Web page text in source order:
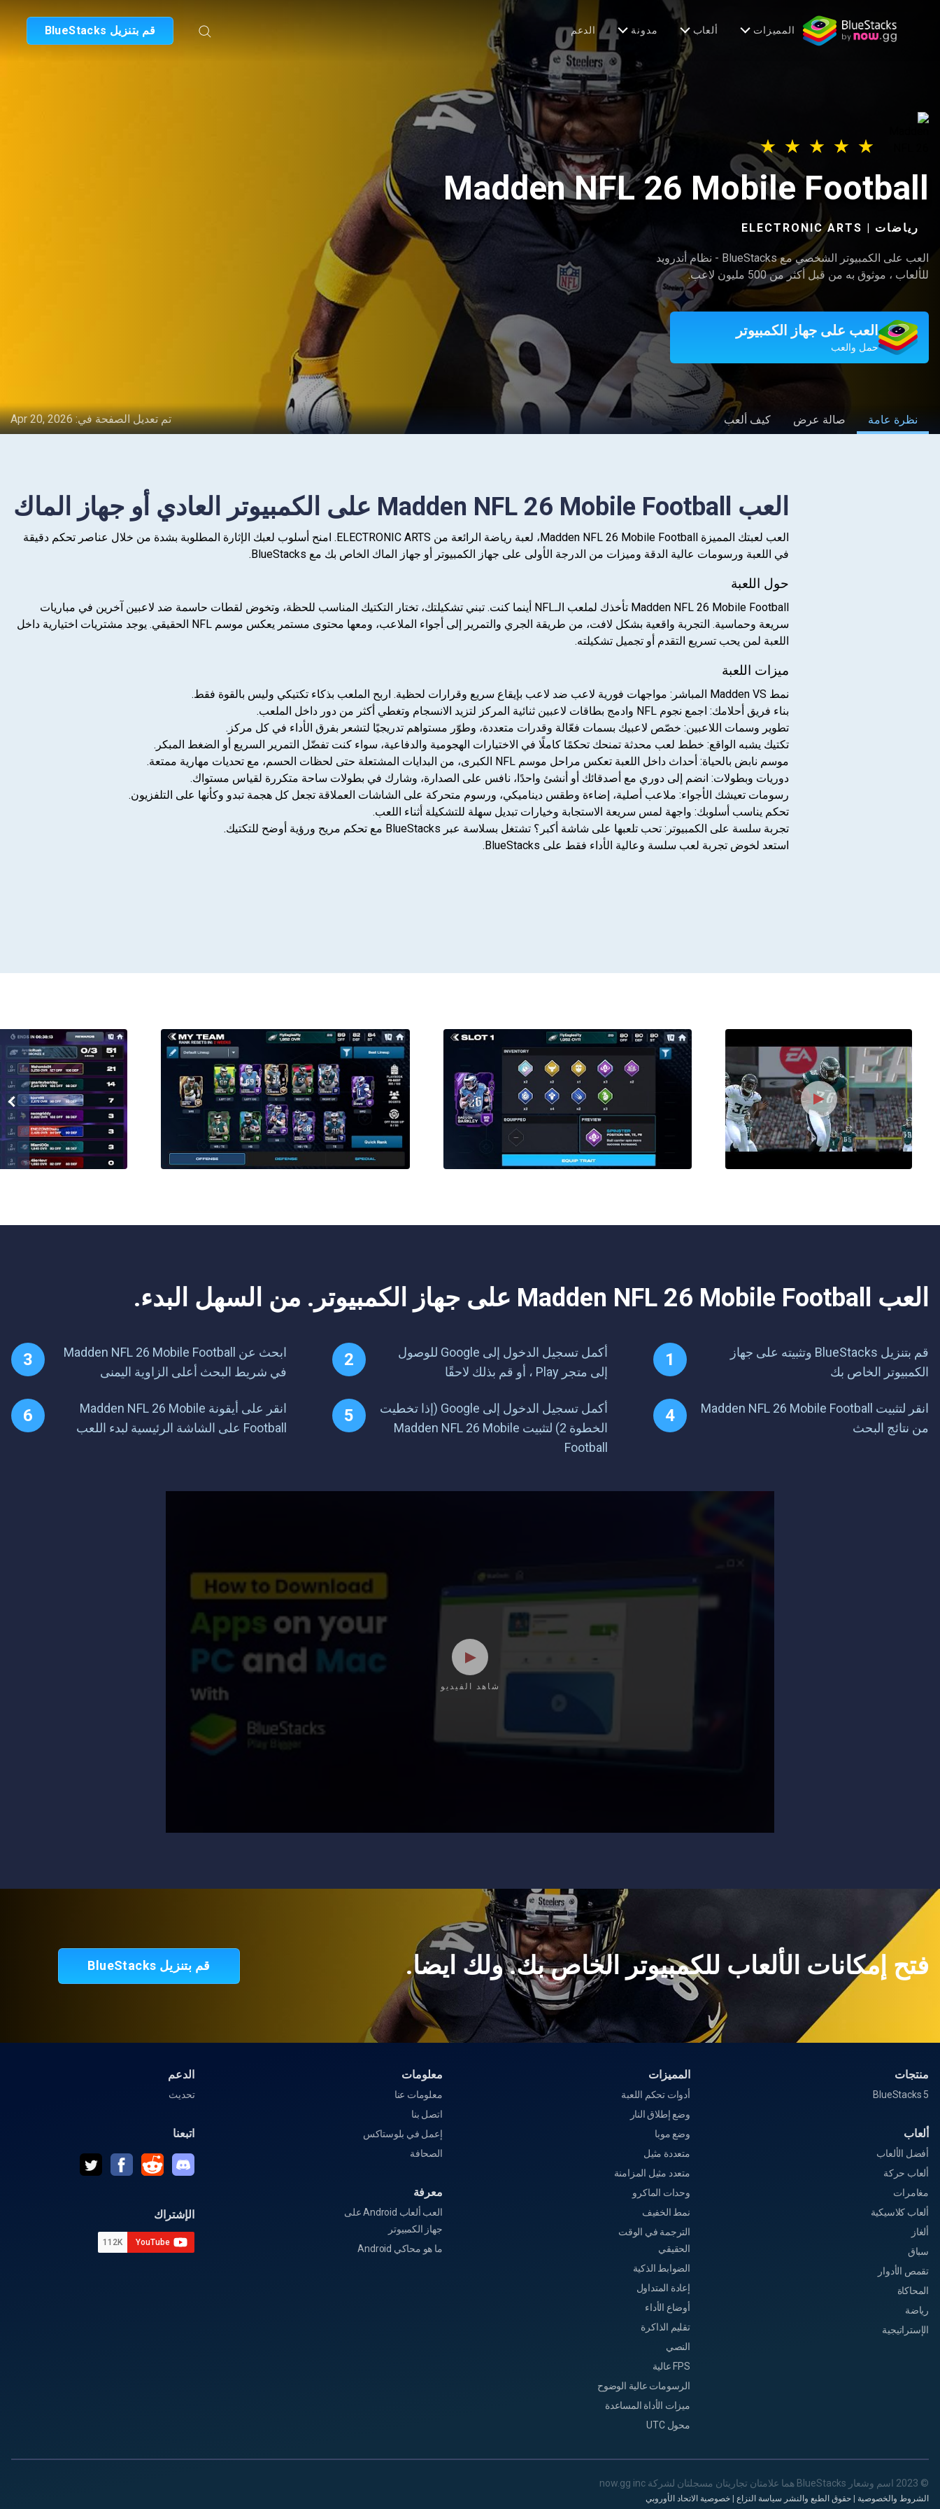
المميزات ألعاب مدونة الدعم قم بتنزيل BlueStacks
Madden NFL 26 Mobile Football
رياضات | ELECTRONIC ARTS‏
العب على الكمبيوتر الشخصي مع BlueStacks - نظام أندرويد
للألعاب ، موثوق به من قبل أكثر من 500 مليون لاعب.
العب على جهاز الكمبيوتر
حمل والعب
نظرة عامة صالة عرض كيف ألعب تم تعديل الصفحة في:Apr 20, 2026
العب Madden NFL 26 Mobile Football على الكمبيوتر العادي أو جهاز الماك
العب لعبتك المميزة Madden NFL 26 Mobile Football، لعبة رياضة الرائعة من ELECTRONIC ARTS‏. امنح أسلوب لعبك الإثارة المطلوبة بشدة من خلال عناصر تحكم دقيقة
في اللعبة ورسومات عالية الدقة وميزات من الدرجة الأولى على جهاز الكمبيوتر أو جهاز الماك الخاص بك مع BlueStacks.
حول اللعبة
Madden NFL 26 Mobile Football تأخذك لملعب الـNFL أينما كنت. تبني تشكيلتك، تختار التكتيك المناسب للحظة، وتخوض لقطات حاسمة ضد لاعبين آخرين في مباريات
سريعة وحماسية. التجربة واقعية بشكل لافت، من طريقة الجري والتمرير إلى أجواء الملاعب، ومعها محتوى مستمر يعكس موسم NFL الحقيقي. يوجد مشتريات اختيارية داخل
اللعبة لمن يحب تسريع التقدم أو تجميل تشكيلته.
ميزات اللعبة
نمط Madden VS المباشر: مواجهات فورية لاعب ضد لاعب بإيقاع سريع وقرارات لحظية. اربح الملعب بذكاء تكتيكي وليس بالقوة فقط.
بناء فريق أحلامك: اجمع نجوم NFL وادمج بطاقات لاعبين ثنائية المركز لتزيد الانسجام وتغطي أكثر من دور داخل الملعب.
تطوير وسمات اللاعبين: خصّص لاعبيك بسمات فعّالة وقدرات متعددة، وطوّر مستواهم تدريجيًا لتشعر بفرق الأداء في كل مركز.
تكتيك يشبه الواقع: خطط لعب محدثة تمنحك تحكمًا كاملًا في الاختيارات الهجومية والدفاعية، سواء كنت تفضّل التمرير السريع أو الضغط المبكر.
موسم نابض بالحياة: أحداث داخل اللعبة تعكس مراحل موسم NFL الكبرى، من البدايات المشتعلة حتى لحظات الحسم، مع تحديات مهارية ممتعة.
دوريات وبطولات: انضم إلى دوري مع أصدقائك أو أنشئ واحدًا، نافس على الصدارة، وشارك في بطولات ساحة متكررة لقياس مستواك.
رسومات تعيشك الأجواء: ملاعب أصلية، إضاءة وطقس ديناميكي، ورسوم متحركة على الشاشات العملاقة تجعل كل هجمة تبدو وكأنها على التلفزيون.
تحكم يناسب أسلوبك: واجهة لمس سريعة الاستجابة وخيارات تبديل سهلة للتشكيلة أثناء اللعب.
تجربة سلسة على الكمبيوتر: تحب تلعبها على شاشة أكبر؟ تشتغل بسلاسة عبر BlueStacks مع تحكم مريح ورؤية أوضح للتكتيك.
استعد لخوض تجربة لعب سلسة وعالية الأداء فقط على BlueStacks.
العب Madden NFL 26 Mobile Football على جهاز الكمبيوتر. من السهل البدء.
قم بتنزيل BlueStacks وتثبيته على جهاز
الكمبيوتر الخاص بك
أكمل تسجيل الدخول إلى Google للوصول
إلى متجر Play ، أو قم بذلك لاحقًا
ابحث عن Madden NFL 26 Mobile Football
في شريط البحث أعلى الزاوية اليمنى
انقر لتثبيت Madden NFL 26 Mobile Football
من نتائج البحث
أكمل تسجيل الدخول إلى Google (إذا تخطيت
الخطوة 2) لتثبيت Madden NFL 26 Mobile
Football
انقر على أيقونة Madden NFL 26 Mobile
Football على الشاشة الرئيسية لبدء اللعب
شاهد الفيديو
فتح إمكانات الألعاب للكمبيوتر الخاص بك. ولك ايضا. قم بتنزيل BlueStacks
منتجات
BlueStacks 5
ألعاب
أفضل الألعاب
ألعاب حركة
مغامرات
ألعاب كلاسيكية
ألغاز
سباق
تقمص الأدوار
المحاكاة
رياضة
الإستراتيجية
المميزات
أدوات تحكم اللعبة
وضع إطلاق النار
وضع موبا
متعددة مثيل
متعدد مثيل المزامنة
وحدات الماكرو
نمط الخفيف
الترجمة في الوقت
الحقيقي
الضوابط الذكية
إعادة المتداول
أوضاع الأداء
تقليم الذاكرة
النصي
FPS عالية
الرسومات عالية الوضوح
ميزات الأداة المساعدة
محول UTC
معلومات‎
معلومات عنا‎
اتصل بنا
إعمل في بلوستاكس
الصحافة
معرفة
العب ألعاب Android على
جهاز الكمبيوتر
ما هو محاكي Android
الدعم
تحديث
اتبعنا
الإشتراك
YouTube
112K
© 2023 اسم وشعار BlueStacks هما علامتان تجاريتان مسجلتان لشركة now.gg inc
الشروط والخصوصية حقوق الطبع والنشر سياسة النزاع خصوصية الاتحاد الأوروبي